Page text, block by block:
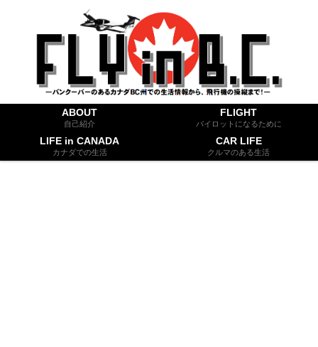
ABOUT
自己紹介
FLIGHT
パイロットになるために
LIFE in CANADA
カナダでの生活
CAR LIFE
クルマのある生活